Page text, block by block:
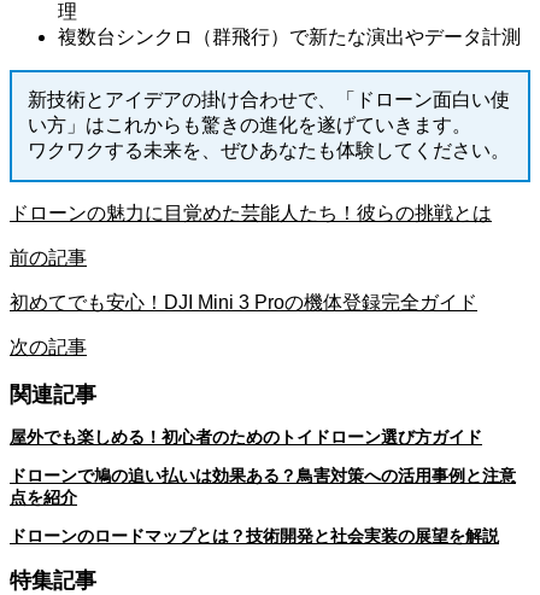
理
複数台シンクロ（群飛行）で新たな演出やデータ計測
新技術とアイデアの掛け合わせで、「ドローン面白い使
い方」はこれからも驚きの進化を遂げていきます。
ワクワクする未来を、ぜひあなたも体験してください。
ドローンの魅力に目覚めた芸能人たち！彼らの挑戦とは
前の記事
初めてでも安心！DJI Mini 3 Proの機体登録完全ガイド
次の記事
関連記事
屋外でも楽しめる！初心者のためのトイドローン選び方ガイド
ドローンで鳩の追い払いは効果ある？鳥害対策への活用事例と注意
点を紹介
ドローンのロードマップとは？技術開発と社会実装の展望を解説
特集記事